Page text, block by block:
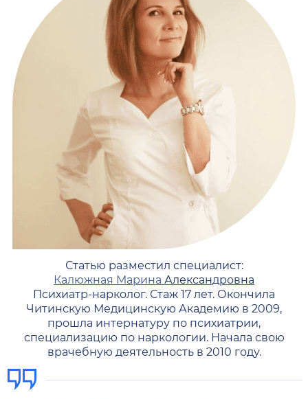
Статью разместил специалист:
Калюжная Марина Александровна
Психиатр-нарколог. Стаж 17 лет. Окончила
Читинскую Медицинскую Академию в 2009,
прошла интернатуру по психиатрии,
специализацию по наркологии. Начала свою
врачебную деятельность в 2010 году.